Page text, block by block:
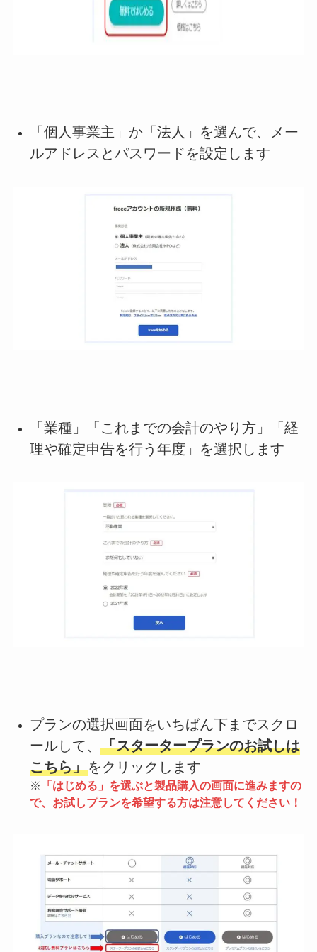
「個人事業主」か「法人」を選んで、メー
ルアドレスとパスワードを設定します
「業種」「これまでの会計のやり方」「経
理や確定申告を行う年度」を選択します
プランの選択画面をいちばん下までスクロ
ールして、 「スタータープランのお試しは
こちら」をクリックします
※
「はじめる」を選ぶと製品購入の画面に進みますの
で、お試しプランを希望する方は注意してください！